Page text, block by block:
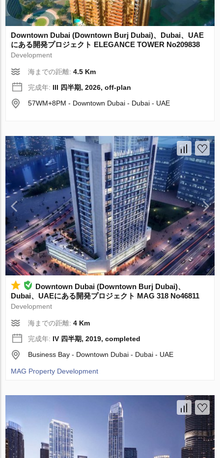
Downtown Dubai (Downtown Burj Dubai)、Dubai、UAE
にある開発プロジェクト ELEGANCE TOWER No209838
Development
海までの距離:4.5 Km
完成年: III 四半期, 2026, off-plan
57WM+8PM - Downtown Dubai - Dubai - UAE
Downtown Dubai (Downtown Burj Dubai)、
Dubai、UAEにある開発プロジェクト MAG 318 No46811
Development
海までの距離:4 Km
完成年: IV 四半期, 2019, completed
Business Bay - Downtown Dubai - Dubai - UAE
MAG Property Development